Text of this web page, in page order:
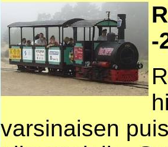
-
varsinaisen